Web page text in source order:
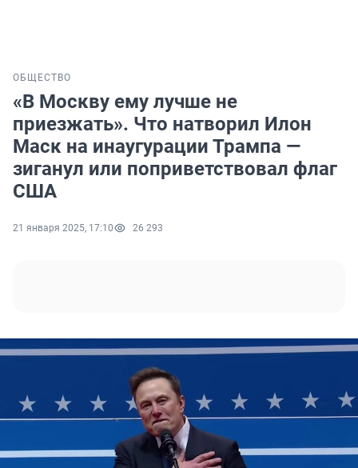
ОБЩЕСТВО
«В Москву ему лучше не
приезжать». Что натворил Илон
Маск на инаугурации Трампа —
зиганул или поприветствовал флаг
США
21 января 2025, 17:10 26 293